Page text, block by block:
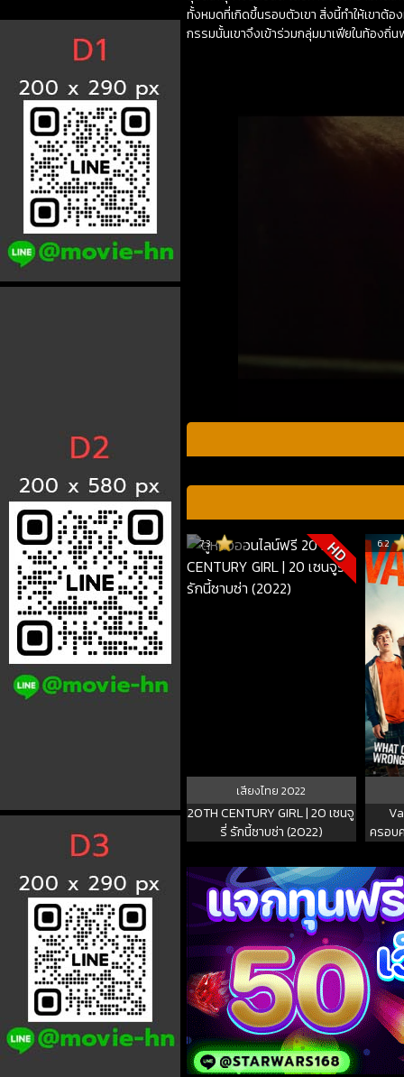
ทั้งหมดที่เกิดขึ้นรอบตัวเขา สิ่งนี้ทำให้เขาต้
กรรมนั้นเขาจึงเข้าร่วมกลุ่มมาเฟียในท้องถิ่
7.3 HD
เสียงไทย2022
20TH CENTURY GIRL | 20 เซนจู
รี่ รักนี้ซาบซ่า (2022)
6.2
ครอบ